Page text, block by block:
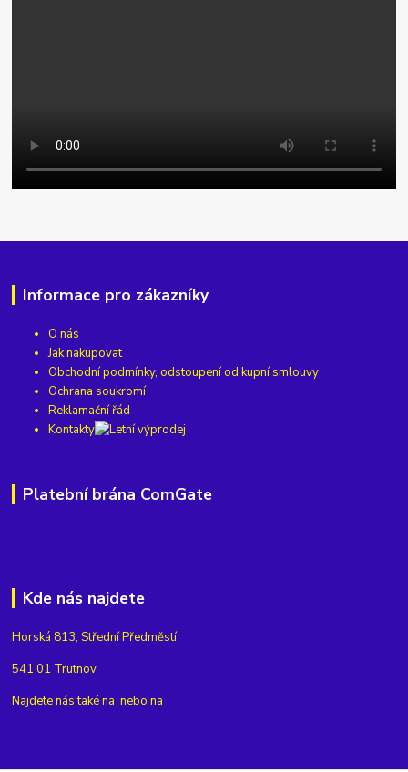
Informace pro zákazníky
O nás
Jak nakupovat
Obchodní podmínky, odstoupení od kupní smlouvy
Ochrana soukromí
Reklamační řád
Kontakty
Platební brána ComGate
Kde nás najdete
Horská 813, Střední Předměstí,
541 01 Trutnov
Najdete nás také na nebo na